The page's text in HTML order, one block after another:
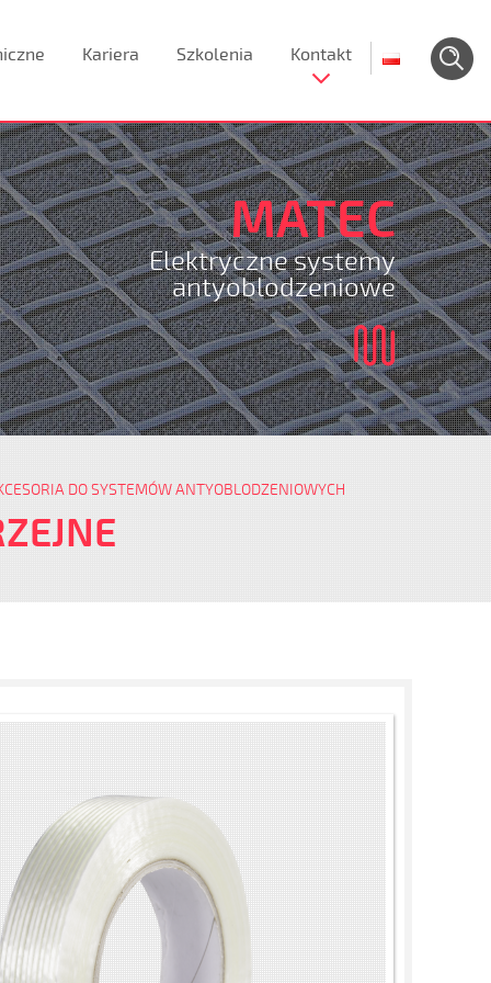
Kariera Szkolenia Kontakt
MATEC
Elektryczne systemy
antyoblodzeniowe
DO SYSTEMÓW ANTYOBLODZENIOWYCH